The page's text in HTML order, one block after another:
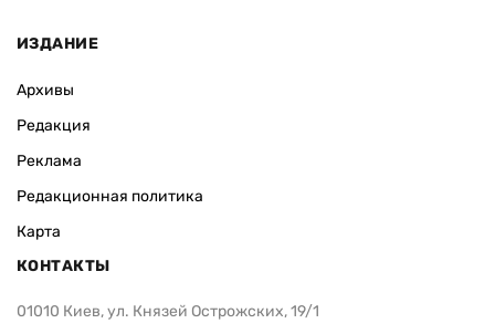
ИЗДАНИЕ
Архивы
Редакция
Реклама
Редакционная политика
Карта
КОНТАКТЫ
01010 Киев, ул. Князей Острожских, 19/1